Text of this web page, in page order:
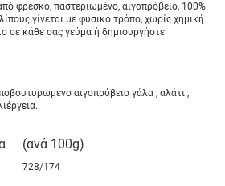
φρέσκο, παστεριωμένο, αιγοπρόβειο, 100%
γίνεται με φυσικό τρόπο, χωρίς χημική
σε κάθε σας γεύμα ή δημιουργήστε
αιγοπρόβειο γάλα , αλάτι ,
(ανά 100g)
728/174